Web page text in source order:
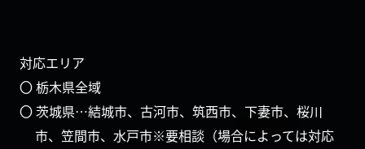
対応エリア
〇 栃木県全域
〇 茨城県…結城市、古河市、筑西市、下妻市、桜川
市、笠間市、水戸市※要相談（場合によっては対応